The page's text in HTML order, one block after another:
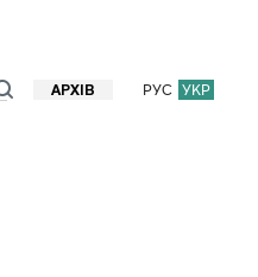
РУС УКР
АРХІВ